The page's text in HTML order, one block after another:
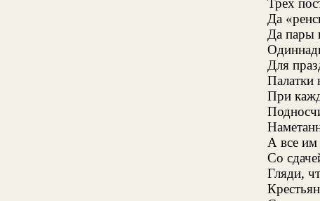
Трех
Да
Да пары
Для
Палатки
При
А все им
Со
Гляди,